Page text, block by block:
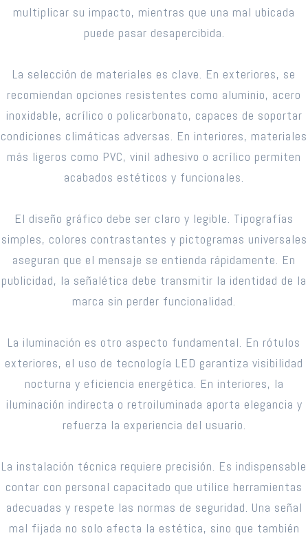
multiplicar su impacto, mientras que una mal ubicada
puede pasar desapercibida.
La selección de materiales es clave. En exteriores, se
recomiendan opciones resistentes como aluminio, acero
inoxidable, acrílico o policarbonato, capaces de soportar
condiciones climáticas adversas. En interiores, materiales
más ligeros como PVC, vinil adhesivo o acrílico permiten
acabados estéticos y funcionales.
El diseño gráfico debe ser claro y legible. Tipografías
simples, colores contrastantes y pictogramas universales
aseguran que el mensaje se entienda rápidamente. En
publicidad, la señalética debe transmitir la identidad de la
marca sin perder funcionalidad.
La iluminación es otro aspecto fundamental. En rótulos
exteriores, el uso de tecnología LED garantiza visibilidad
nocturna y eficiencia energética. En interiores, la
iluminación indirecta o retroiluminada aporta elegancia y
refuerza la experiencia del usuario.
La instalación técnica requiere precisión. Es indispensable
contar con personal capacitado que utilice herramientas
adecuadas y respete las normas de seguridad. Una señal
mal fijada no solo afecta la estética, sino que también